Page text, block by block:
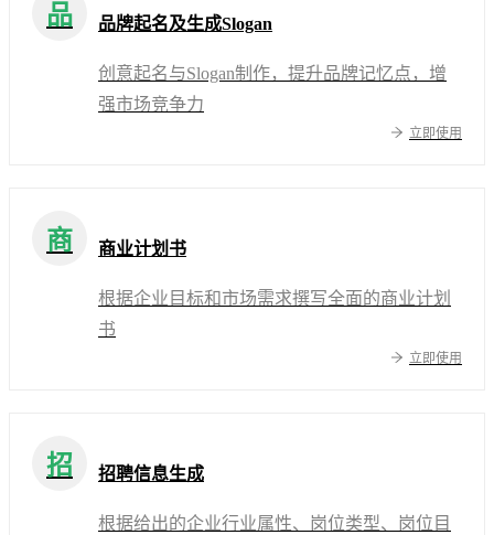
品 品牌起名及生成Slogan
创意起名与Slogan制作，提升品牌记忆点，增
强市场竞争力
立即使用
商 商业计划书
根据企业目标和市场需求撰写全面的商业计划
书
立即使用
招 招聘信息生成
根据给出的企业行业属性、岗位类型、岗位目